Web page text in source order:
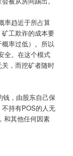
率趋近于所占算
工欺诈的成本要
率过低）。所以
全。在这个模式
，而挖矿者随时
钱，由股东自己保
持有POS的人无
和其他任何因素